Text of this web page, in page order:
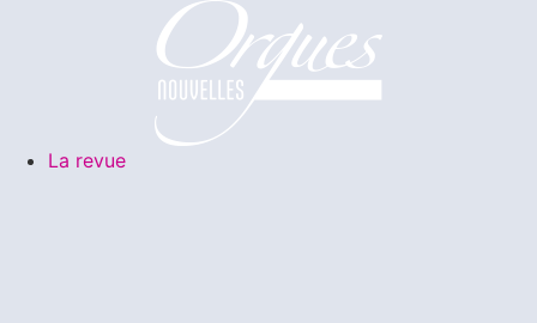
La revue